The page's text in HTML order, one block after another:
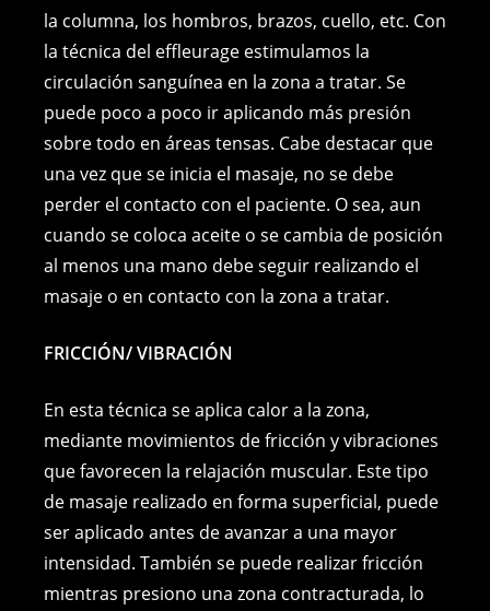
la columna, los hombros, brazos, cuello, etc. Con
la técnica del effleurage estimulamos la
circulación sanguínea en la zona a tratar. Se
puede poco a poco ir aplicando más presión
sobre todo en áreas tensas. Cabe destacar que
una vez que se inicia el masaje, no se debe
perder el contacto con el paciente. O sea, aun
cuando se coloca aceite o se cambia de posición
al menos una mano debe seguir realizando el
masaje o en contacto con la zona a tratar.
FRICCIÓN/ VIBRACIÓN
En esta técnica se aplica calor a la zona,
mediante movimientos de fricción y vibraciones
que favorecen la relajación muscular. Este tipo
de masaje realizado en forma superficial, puede
ser aplicado antes de avanzar a una mayor
intensidad. También se puede realizar fricción
mientras presiono una zona contracturada, lo